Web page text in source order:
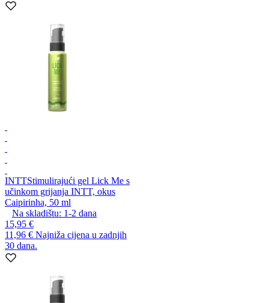
INTTStimulirajući gel Lick Me s
učinkom grijanja INTT, okus
Caipirinha, 50 ml
Na skladištu: 1-2 dana
15,95 €
11,96 € Najniža cijena u zadnjih
30 dana.